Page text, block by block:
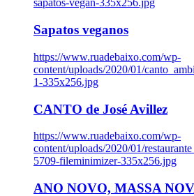
sapatos-vegan-335x256.jpg
Sapatos veganos
https://www.ruadebaixo.com/wp-
content/uploads/2020/01/
1-335x256.jpg
CANTO de José Avillez
https://www.ruadebaixo.com/wp-
content/uploads/2020/01/
5709-fileminimizer-335x256.jpg
ANO NOVO, MASSA